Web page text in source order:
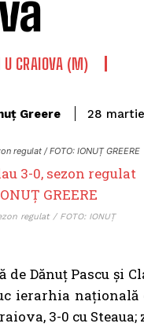
U CRAIOVA (M)
Greere 28
regulat / FOTO: IONUȚ GREERE
regulat / FOTO: IONUȚ
de Dănuț Pascu și
ierarhia națională
3-0 cu Steaua;